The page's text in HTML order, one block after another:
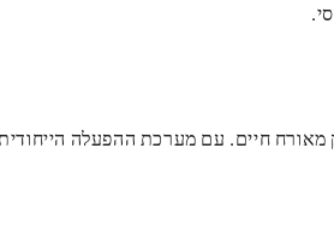
חיים. עם מערכת ההפעלה